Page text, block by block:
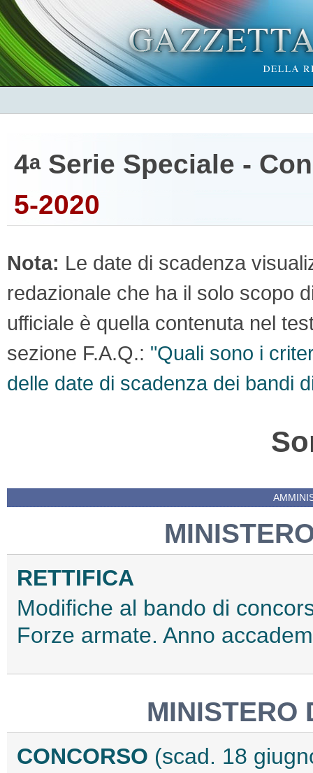
4aSerie Speciale -
5-2020
Nota: Le date di scadenza
redazionale che ha il solo scopo
ufficiale è quella contenuta nel
sezione F.A.Q.: "Quali sono i
delle date di scadenza dei bandi
RETTIFICA
Modifiche al bando di
Forze armate. Anno
MINISTERO
CONCORSO (scad. 18